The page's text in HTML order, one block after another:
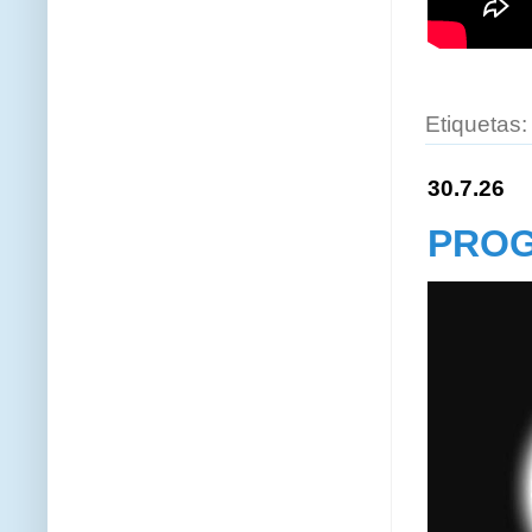
Etiquetas:
30.7.26